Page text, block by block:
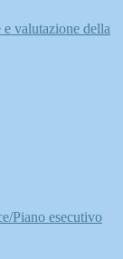
valutazione della
Piano esecutivo